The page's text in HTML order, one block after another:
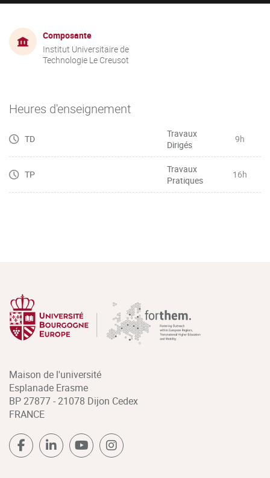
Composante
Institut Universitaire de
Technologie Le Creusot
Heures d'enseignement
TD
Travaux
Dirigés
9h
TP
Travaux
Pratiques
16h
Maison de l'université
Esplanade Erasme
BP 27877 - 21078 Dijon Cedex
FRANCE